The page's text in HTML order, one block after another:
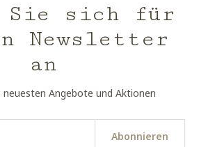
Sie sich für
Newsletter
an
neuesten Angebote und Aktionen
Abonnieren